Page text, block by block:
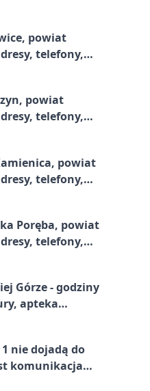
powiat
telefony,
powiat
telefony,
powiat
telefony,
Poręba, powiat
telefony,
Górze - godziny
apteka
nie dojadą do
komunikacja